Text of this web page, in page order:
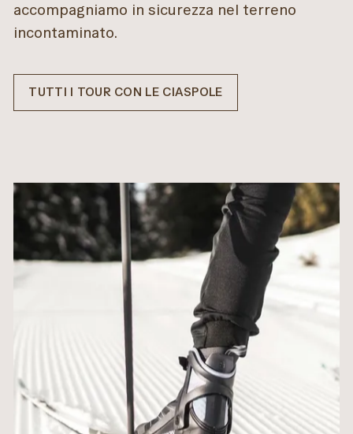
accompagniamo in sicurezza nel terreno
incontaminato.
TUTTI I TOUR CON LE CIASPOLE